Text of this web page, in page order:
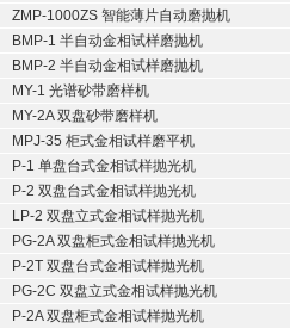
ZMP-1000ZS 智能薄片自动磨抛机
BMP-1 半自动金相试样磨抛机
BMP-2 半自动金相试样磨抛机
MY-1 光谱砂带磨样机
MY-2A 双盘砂带磨样机
MPJ-35 柜式金相试样磨平机
P-1 单盘台式金相试样抛光机
P-2 双盘台式金相试样抛光机
LP-2 双盘立式金相试样抛光机
PG-2A 双盘柜式金相试样抛光机
P-2T 双盘台式金相试样抛光机
PG-2C 双盘立式金相试样抛光机
P-2A 双盘柜式金相试样抛光机